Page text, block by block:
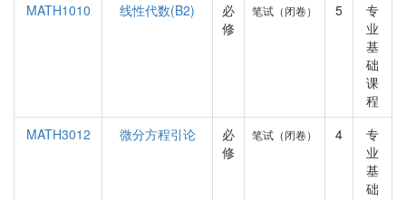
MATH1010
线性代数(B2)
必
修
笔试（闭卷） 5
专
业
基
础
课
程
MATH3012
微分方程引论
必
修
笔试（闭卷） 4
专
业
基
础